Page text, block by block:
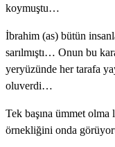
koymuştu…
İbrahim (as) bütün
sarılmıştı… Onun bu
yeryüzünde her tarafa
oluverdi…
Tek başına ümmet olma
örnekliğini onda